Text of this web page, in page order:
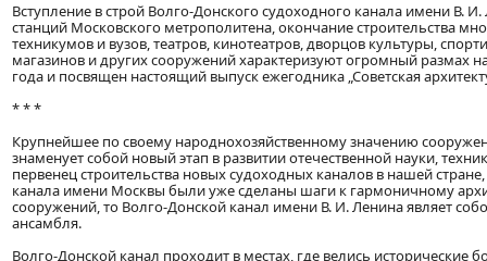
Вступление в строй Волго-Донского судоходного канала имени
станций Московского метрополитена, окончание строительства
техникумов и вузов, театров, кинотеатров, дворцов культуры,
магазинов и других сооружений характеризуют огромный размах
года и посвящен настоящий выпуск ежегодника „Советская
* * *
Крупнейшее по своему народнохозяйственному значению
знаменует собой новый этап в развитии отечественной науки,
первенец строительства новых судоходных каналов в нашей
канала имени Москвы были уже сделаны шаги к гармоничному
сооружений, то Волго-Донской канал имени В. И. Ленина являет
ансамбля.
Волго-Донской канал проходит в местах, где велись